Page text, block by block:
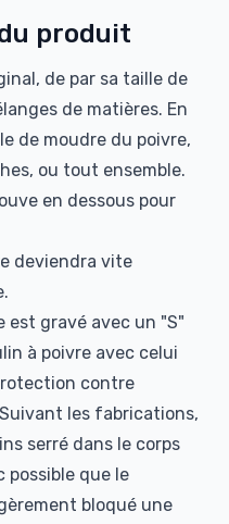
produit
de par sa taille de
de matières. En
de moudre du poivre,
ou tout ensemble.
en dessous pour
deviendra vite
est gravé avec un "S"
à poivre avec celui
contre
les fabrications,
serré dans le corps
possible que le
bloqué une